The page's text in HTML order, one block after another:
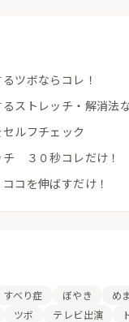
ツボならコレ！
ストレッチ・解消法
ルフチェック
チ ３０秒コレだけ！
コを伸ばすだけ！
すべり症 ぼやき
め
ツボ テレビ出演